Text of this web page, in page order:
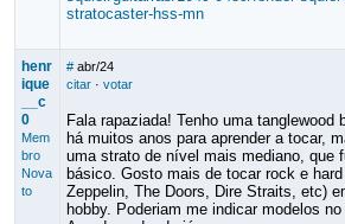
stratocaster-hss-mn
henr
ique
__c
0
Mem
bro
Nova
to
# abr/24
citar· votar
Fala rapaziada! Tenho uma tanglewood
há muitos anos para aprender a tocar,
uma strato de nível mais mediano, que
básico. Gosto mais de tocar rock e
Zeppelin, The Doors, Dire Straits, etc)
hobby. Poderiam me indicar modelos